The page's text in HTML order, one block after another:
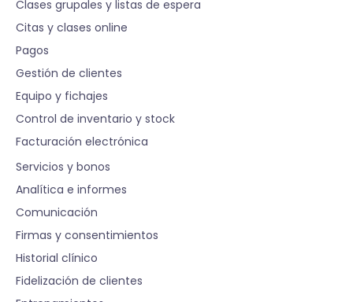
Clases grupales y listas de espera
Citas y clases online
Pagos
Gestión de clientes
Equipo y fichajes
Control de inventario y stock
Facturación electrónica
Servicios y bonos
Analítica e informes
Comunicación
Firmas y consentimientos
Historial clínico
Fidelización de clientes